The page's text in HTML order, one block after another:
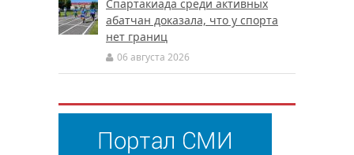
Спартакиада среди активных
абатчан доказала, что у спорта
нет границ
06 августа 2026